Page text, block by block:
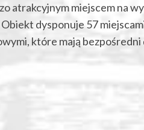
atrakcyjnym miejscem na
dysponuje 57
które mają bezpośredni